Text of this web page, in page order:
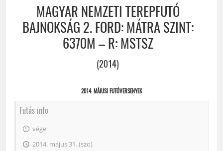
MAGYAR NEMZETI TEREPFUTÓ
BAJNOKSÁG 2. FORD: MÁTRA SZINT:
6370M – R: MSTSZ
(2014)
2014. MÁJUSI FUTÓVERSENYEK
Futás info
vége
2014. május 31. (szo)